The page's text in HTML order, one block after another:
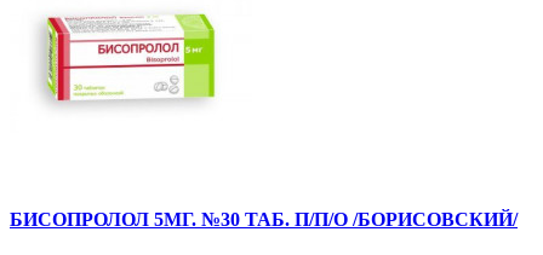
БИСОПРОЛОЛ 5МГ. №30 ТАБ. П/П/О /БОРИСОВСКИЙ/